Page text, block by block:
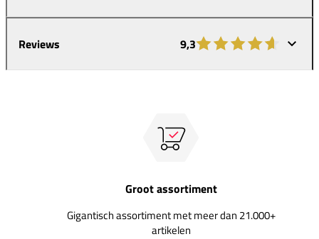
Reviews 9,3
Groot assortiment
Gigantisch assortiment met meer dan 21.000+
artikelen